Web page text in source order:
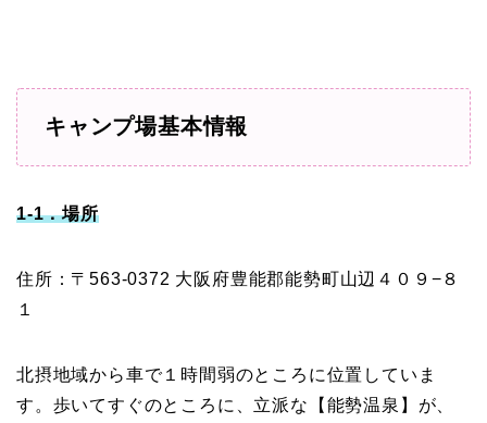
キャンプ場基本情報
1-1．場所
住所：〒563-0372 大阪府豊能郡能勢町山辺４０９−８
１
北摂地域から車で１時間弱のところに位置していま
す。歩いてすぐのところに、立派な【能勢温泉】が、